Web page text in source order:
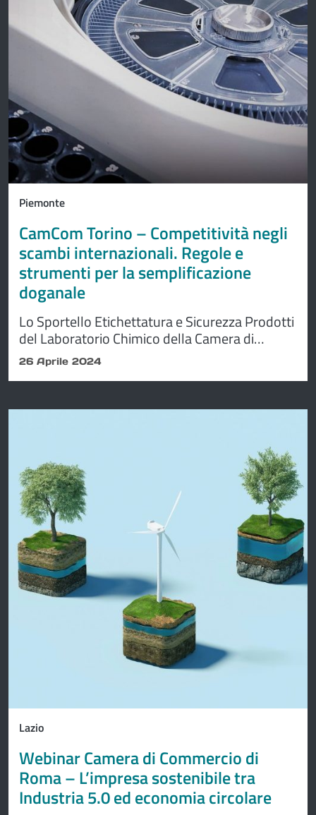
Piemonte
CamCom Torino – Competitività negli
scambi internazionali. Regole e
strumenti per la semplificazione
doganale
Lo Sportello Etichettatura e Sicurezza Prodotti
del Laboratorio Chimico della Camera di
commercio di Torino, organizza un evento
dedicato alla tematica
Camera di Commercio di Torino sul suo sito
26 Aprile 2024
Lazio
Webinar Camera di Commercio di
Roma – L’impresa sostenibile tra
Industria 5.0 ed economia circolare